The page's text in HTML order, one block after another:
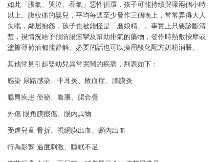
如此「脹氣、哭泣、吞氣」惡性循環，孩子可能持續哭嚎兩個小時
以上。腹絞痛的嬰兒，平均每週至少發作三個晚上，常常弄得大人
失眠，鄰居抱怨，孩子也被錯怪是「磨娘精」。事實上只要診斷清
楚，視情況給予預防腸痙攣及幫助排氣的藥物，發作時熱敷按摩或
塗擦薄荷油都能舒解。必要的話也可以換用酸化配方奶粉消脹。
其他常見引起嬰幼兒異常哭鬧的疾病，列表如下：
感染 尿路感染、中耳炎、敗血症、腦膜炎
腸胃疾患 便祕、腹脹、腸套疊
外傷 眼角膜擦傷、眼內異物
受虐兒童 骨折、視網膜出血、顱內出血
行為影響 過度刺激、睡眠不足